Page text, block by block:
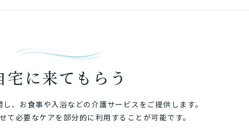
宅に来てもらう
、お食事や入浴などの介護サービスをご提供します。
て必要なケアを部分的に利用することが可能です。
診断スタート
非該当（自立）